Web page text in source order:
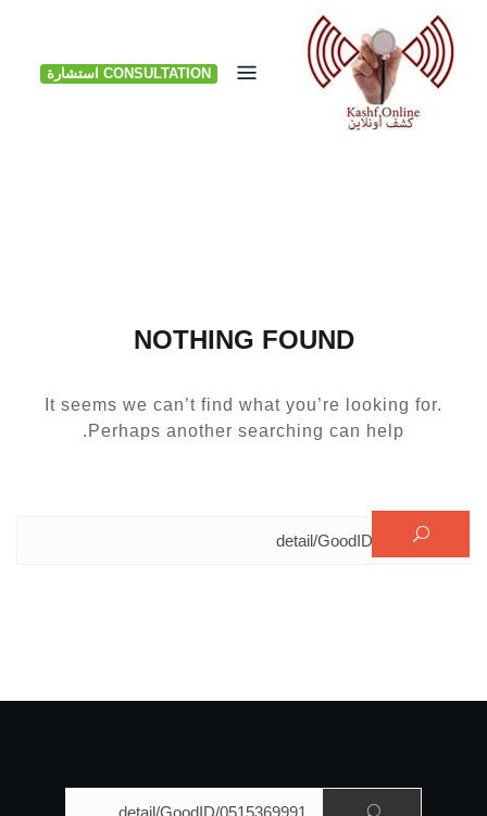
Skip
content
CONSULTATION استشارة
NOTHING FOUND
It seems we can’t find what you’re looking for.
Perhaps another searching can help.
البحث عن: